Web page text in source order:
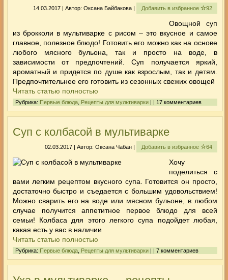
14.03.2017 | Автор: Оксана Байбакова | Добавить в избранное 92
Овощной суп
из брокколи в мультиварке с рисом – это вкусное и самое
главное, полезное блюдо! Готовить его можно как на основе
любого мясного бульона, так и просто на воде, в
зависимости от предпочтений. Суп получается яркий,
ароматный и придется по душе как взрослым, так и детям.
Предпочтительнее его готовить из сезонных свежих овощей
Читать статью полностью
Рубрика: Первые блюда, Рецепты для мультиварки| | 17 комментариев
Суп с колбасой в мультиварке
02.03.2017 | Автор: Оксана Чабан | Добавить в избранное 64
Хочу
поделиться с
вами легким рецептом вкусного супа. Готовится он просто,
достаточно быстро и съедается с большим удовольствием!
Можно сварить его на воде или мясном бульоне, в любом
случае получится аппетитное первое блюдо для всей
семьи! Колбаса для этого легкого супа подойдет любая,
какая есть у вас в наличии
Читать статью полностью
Рубрика: Первые блюда, Рецепты для мультиварки| | 7 комментариев